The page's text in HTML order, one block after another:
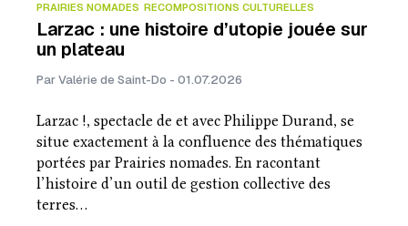
PRAIRIES NOMADES RECOMPOSITIONS CULTURELLES
Larzac : une histoire d’utopie jouée sur
un plateau
Par Valérie de Saint-Do - 01.07.2026
Larzac !, spectacle de et avec Philippe Durand, se
situe exactement à la confluence des thématiques
portées par Prairies nomades. En racontant
l’histoire d’un outil de gestion collective des
terres…